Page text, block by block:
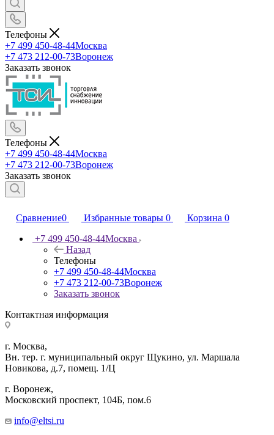
Телефоны
+7 499 450-48-44Москва
+7 473 212-00-73Воронеж
Заказать звонок
Телефоны
+7 499 450-48-44Москва
+7 473 212-00-73Воронеж
Заказать звонок
Сравнение0 Избранные товары 0 Корзина 0
+7 499 450-48-44Москва
Назад
Телефоны
+7 499 450-48-44Москва
+7 473 212-00-73Воронеж
Заказать звонок
Контактная информация
г. Москва,
Вн. тер. г. муниципальный округ Щукино, ул. Маршала
Новикова, д.7, помещ. 1/Ц
г. Воронеж,
​Московский проспект, 104Б, пом.6
info@eltsi.ru